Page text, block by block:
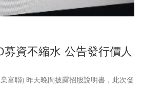
募資不縮水 公告發行價人
富聯) 昨天晚間披露招股說明書，此次發